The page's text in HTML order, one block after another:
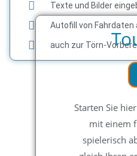
Texte und Bilder
Autofill von
auch zur Törn-
Starten Sie
mit einem
spielerisch